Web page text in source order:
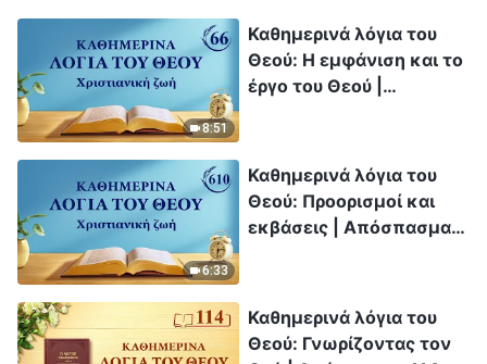
8:51
Καθημερινά λόγια του
Θεού: Η εμφάνιση και το
έργο του Θεού |
6:33
Καθημερινά λόγια του
Θεού: Προορισμοί και
εκβάσεις | Απόσπασμα
Καθημερινά λόγια του
Θεού: Γνωρίζοντας τον